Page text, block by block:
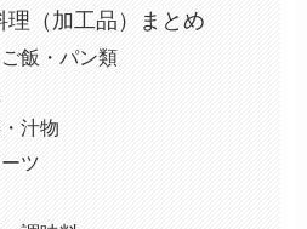
理（加工品）まとめ
飯・パン類
汁物
ツ